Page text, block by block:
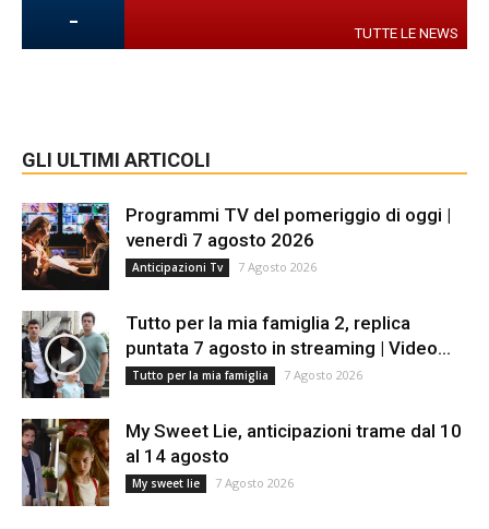
- TUTTE LE NEWS
GLI ULTIMI ARTICOLI
Programmi TV del pomeriggio di oggi |
venerdì 7 agosto 2026
Anticipazioni Tv 7 Agosto 2026
Tutto per la mia famiglia 2, replica
puntata 7 agosto in streaming | Video...
Tutto per la mia famiglia 7 Agosto 2026
My Sweet Lie, anticipazioni trame dal 10
al 14 agosto
My sweet lie 7 Agosto 2026